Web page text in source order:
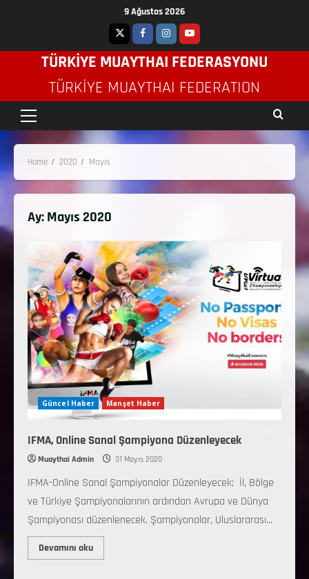
9 Ağustos 2026
TÜRKİYE MUAYTHAI FEDERASYONU
TÜRKIYE MUAYTHAI FEDERATION
Home 2020 Mayıs
Ay:Mayıs 2020
Güncel Haber Manşet Haber
IFMA, Online Sanal Şampiyona Düzenleyecek
Muaythai Admin 31 Mayıs 2020
IFMA-Online Sanal Şampiyonalar Düzenleyecek; İl, Bölge
ve Türkiye Şampiyonalarının ardından Avrupa ve Dünya
Şampiyonası düzenlenecek. Şampiyonalar, Uluslararası...
Devamını oku